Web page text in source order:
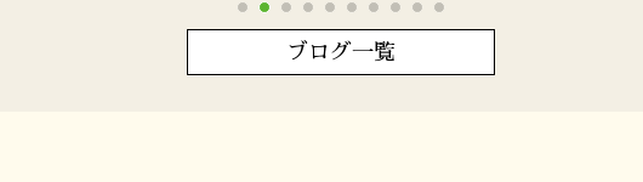
ブログ一覧